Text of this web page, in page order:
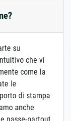
su
che vi
come la
le
di stampa
anche